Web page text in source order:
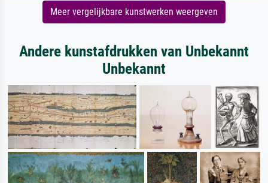
Meer vergelijkbare kunstwerken weergeven
Andere kunstafdrukken van Unbekannt
Unbekannt